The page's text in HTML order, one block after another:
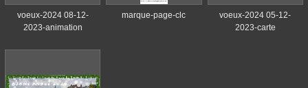
voeux-2024 08-12-
2023-animation
marque-page-clc
voeux-2024 05-12-
2023-carte